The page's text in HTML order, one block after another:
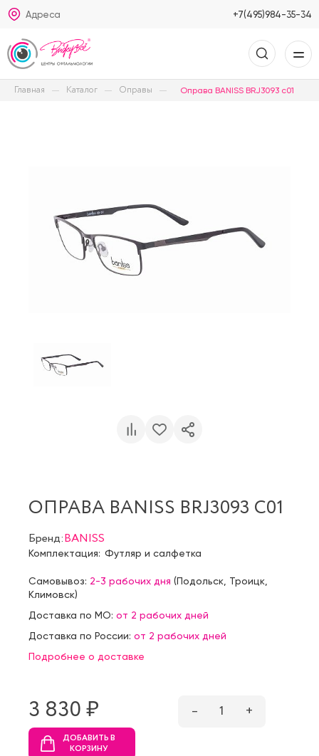
Адреса +7(495)984-35-34
Главная Каталог Оправы Оправа BANISS BRJ3093 c01
ОПРАВА BANISS BRJ3093 C01
Бренд:BANISS
Комплектация: Футляр и салфетка
Самовывоз: 2-3 рабочих дня (Подольск Троицк
Климовск)
Доставка по МО: от 2 рабочих дней
Доставка по России: от 2 рабочих дней
Подробнее о доставке
3 830 ₷ – 1 +
ДОБАВИТЬ В
КОРЗИНУ